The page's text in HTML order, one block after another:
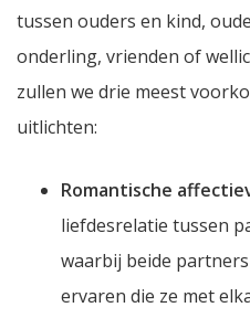
tussen ouders en kind,
onderling, vrienden of
zullen we drie meest
uitlichten:
Romantische
liefdesrelatie tussen
waarbij beide
ervaren die ze met